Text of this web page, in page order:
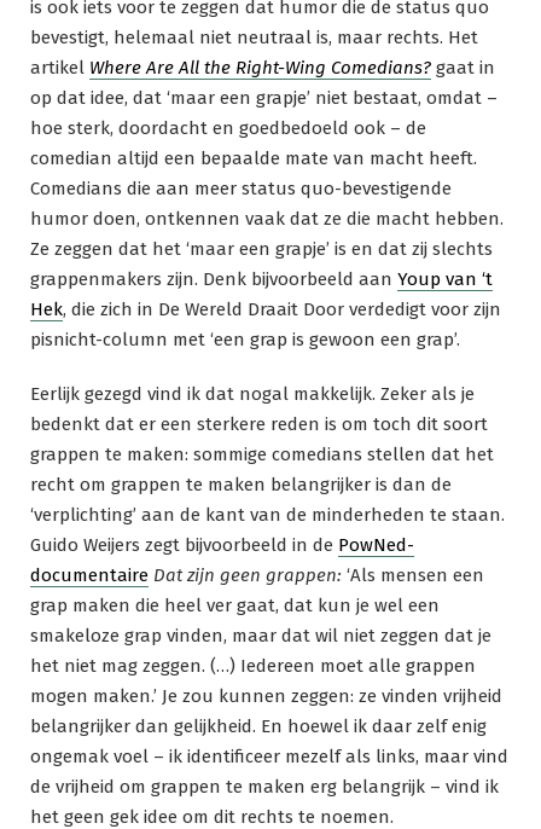
is ook iets voor te zeggen dat humor die de status quo
bevestigt, helemaal niet neutraal is, maar rechts. Het
artikel Where Are All the Right-Wing Comedians? gaat in
op dat idee, dat ‘maar een grapje’ niet bestaat, omdat –
hoe sterk, doordacht en goedbedoeld ook – de
comedian altijd een bepaalde mate van macht heeft.
Comedians die aan meer status quo-bevestigende
humor doen, ontkennen vaak dat ze die macht hebben.
Ze zeggen dat het ‘maar een grapje’ is en dat zij slechts
grappenmakers zijn. Denk bijvoorbeeld aan Youp van ‘t
Hek, die zich in De Wereld Draait Door verdedigt voor zijn
pisnicht-column met ‘een grap is gewoon een grap’.
Eerlijk gezegd vind ik dat nogal makkelijk. Zeker als je
bedenkt dat er een sterkere reden is om toch dit soort
grappen te maken: sommige comedians stellen dat het
recht om grappen te maken belangrijker is dan de
‘verplichting’ aan de kant van de minderheden te staan.
Guido Weijers zegt bijvoorbeeld in de PowNed-
documentaire Dat zijn geen grappen: ‘Als mensen een
grap maken die heel ver gaat, dat kun je wel een
smakeloze grap vinden, maar dat wil niet zeggen dat je
het niet mag zeggen. (…) Iedereen moet alle grappen
mogen maken.’ Je zou kunnen zeggen: ze vinden vrijheid
belangrijker dan gelijkheid. En hoewel ik daar zelf enig
ongemak voel – ik identificeer mezelf als links, maar vind
de vrijheid om grappen te maken erg belangrijk – vind ik
het geen gek idee om dit rechts te noemen.